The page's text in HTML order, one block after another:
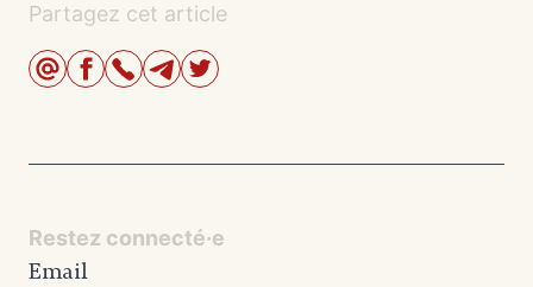
Partagez cet article
Restez connecté·e
Email